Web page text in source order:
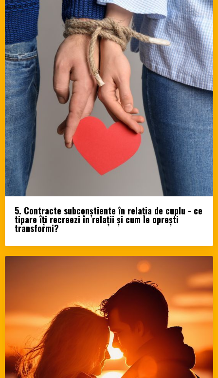
5. Contracte subconștiente în relația de cuplu - ce
tipare îți recreezi în relații și cum le oprești
transformi?